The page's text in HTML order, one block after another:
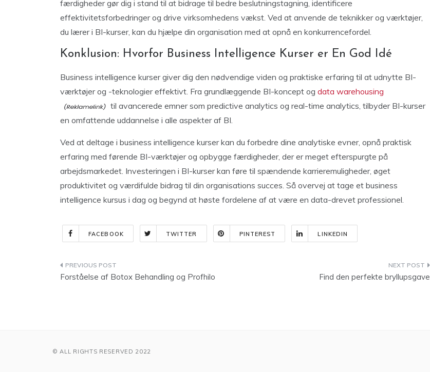
færdigheder gør dig i stand til at bidrage til bedre beslutningstagning, identificere
effektivitetsforbedringer og drive virksomhedens vækst. Ved at anvende de teknikker og værktøjer,
du lærer i BI-kurser, kan du hjælpe din organisation med at opnå en konkurrencefordel.
Konklusion: Hvorfor Business Intelligence Kurser er En God Idé
Business intelligence kurser giver dig den nødvendige viden og praktiske erfaring til at udnytte BI-
værktøjer og -teknologier effektivt. Fra grundlæggende BI-koncept og data warehousing
til avancerede emner som predictive analytics og real-time analytics, tilbyder BI-kurser
en omfattende uddannelse i alle aspekter af BI.
Ved at deltage i business intelligence kurser kan du forbedre dine analytiske evner, opnå praktisk
erfaring med førende BI-værktøjer og opbygge færdigheder, der er meget efterspurgte på
arbejdsmarkedet. Investeringen i BI-kurser kan føre til spændende karrieremuligheder, øget
produktivitet og værdifulde bidrag til din organisations succes. Så overvej at tage et business
intelligence kursus i dag og begynd at høste fordelene af at være en data-drevet professionel.
FACEBOOK TWITTER PINTEREST LINKEDIN
Indlægsnavigation
Forståelse af Botox Behandling og Profhilo Find den perfekte bryllupsgave
© ALL RIGHTS RESERVED 2022